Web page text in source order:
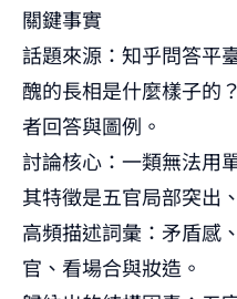
關鍵事實
話題來源：知乎問答平
醜的長相是什麼樣子的
者回答與圖例。
討論核心：一類無法用
其特徵是五官局部突出
高頻描述詞彙：矛盾感
官、看場合與妝造。